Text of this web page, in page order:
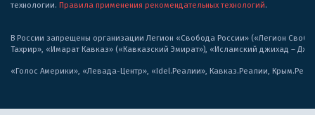
технологии. Правила применения рекомендательных технологий.
В России запрещены организации Легион «Свобода России» («Легион
Тахрир», «Имарат Кавказ» («Кавказский Эмират»), «Исламский джихад –
«Голос Америки», «Левада-Центр», «Idel.Реалии», Кавказ.Реалии,